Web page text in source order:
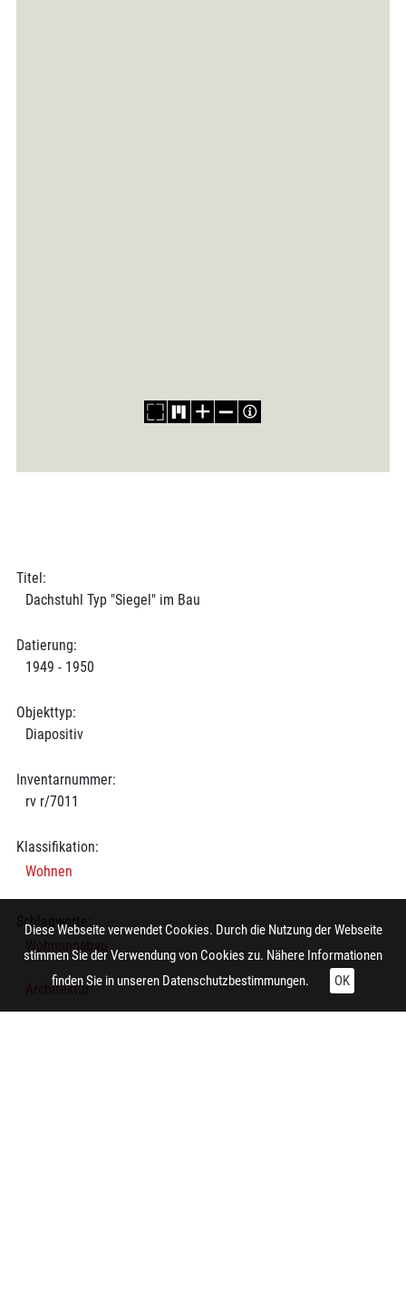
Titel:
Dachstuhl Typ "Siegel" im Bau
Datierung:
1949 - 1950
Objekttyp:
Diapositiv
Inventarnummer:
rv r/7011
Klassifikation:
Wohnen
Schlagworte:
Architektur
Diese Webseite verwendet Cookies. Durch die Nutzung der Webseite
stimmen Sie der Verwendung von Cookies zu. Nähere Informationen
finden Sie in unseren Datenschutzbestimmungen. OK